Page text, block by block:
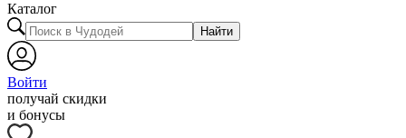
Каталог
Найти
Войти
получай скидки
и бонусы